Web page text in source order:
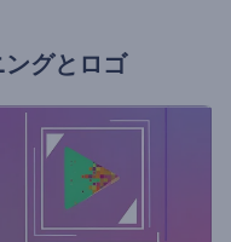
グとロゴ